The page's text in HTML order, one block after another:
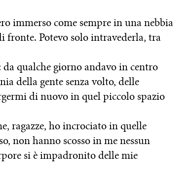
immerso come sempre in una nebbia
fronte. Potevo solo intravederla, tra
qualche giorno andavo in centro
della gente senza volto, delle
di nuovo in quel piccolo spazio
ragazze, ho incrociato in quelle
non hanno scosso in me nessun
si è impadronito delle mie